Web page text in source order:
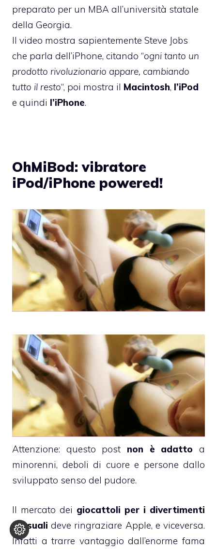
preparato per un MBA all’università statale
della Georgia.
Il video mostra sapientemente Steve Jobs
che parla dell’iPhone, citando “ogni tanto un
prodotto rivoluzionario appare, cambiando
tutto il resto“, poi mostra il Macintosh, l’iPod
e quindi l’iPhone.
OhMiBod: vibratore
iPod/iPhone powered!
Attenzione: questo post non è adatto a
minorenni, deboli di cuore e persone dallo
sviluppato senso del pudore.
Il mercato dei giocattoli per i divertimenti
sessuali deve ringraziare Apple, e viceversa.
Infatti a trarre vantaggio dall’enorme fama